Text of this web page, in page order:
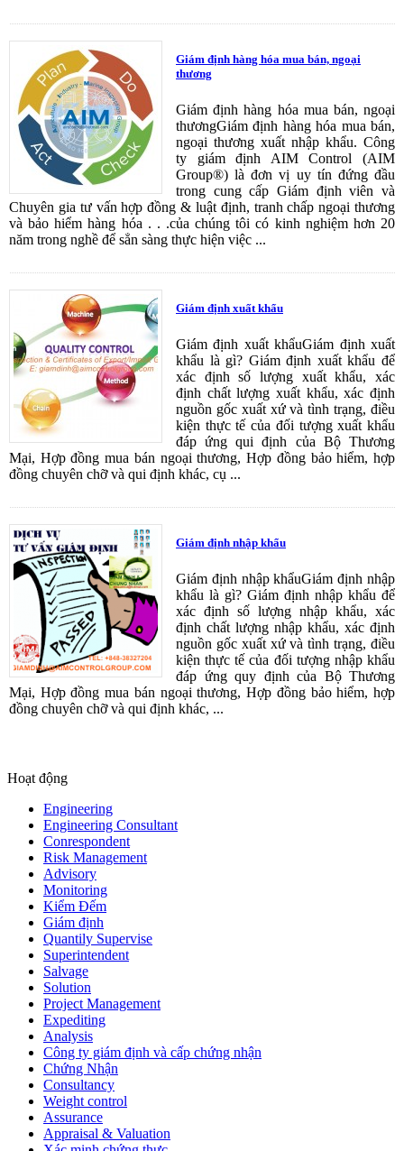
Giám định hàng hóa mua bán, ngoại
thương
Giám định hàng hóa mua bán, ngoại
thươngGiám định hàng hóa mua bán,
ngoại thương xuất nhập khẩu. Công
ty giám định AIM Control (AIM
Group®) là đơn vị uy tín đứng đầu
trong cung cấp Giám định viên và
Chuyên gia tư vấn hợp đồng & luật định, tranh chấp ngoại thương
và bảo hiểm hàng hóa . . .của chúng tôi có kinh nghiệm hơn 20
năm trong nghề để sẳn sàng thực hiện việc ...
Giám định xuất khẩu
Giám định xuất khẩuGiám định xuất
khẩu là gì? Giám định xuất khẩu để
xác định số lượng xuất khẩu, xác
định chất lượng xuất khẩu, xác định
nguồn gốc xuất xứ và tình trạng, điều
kiện thực tế của đối tượng xuất khẩu
đáp ứng qui định của Bộ Thương
Mại, Hợp đồng mua bán ngoại thương, Hợp đồng bảo hiểm, hợp
đồng chuyên chỡ và qui định khác, cụ ...
Giám định nhập khẩu
Giám định nhập khẩuGiám định nhập
khẩu là gì? Giám định nhập khẩu để
xác định số lượng nhập khẩu, xác
định chất lượng nhập khẩu, xác định
nguồn gốc xuất xứ và tình trạng, điều
kiện thực tế của đối tượng nhập khẩu
đáp ứng quy định của Bộ Thương
Mại, Hợp đồng mua bán ngoại thương, Hợp đồng bảo hiểm, hợp
đồng chuyên chỡ và qui định khác, ...
Hoạt động
Engineering
Engineering Consultant
Conrespondent
Risk Management
Advisory
Monitoring
Kiểm Đếm
Giám định
Quantily Supervise
Superintendent
Salvage
Solution
Project Management
Expediting
Analysis
Công ty giám định và cấp chứng nhận
Chứng Nhận
Consultancy
Weight control
Assurance
Appraisal & Valuation